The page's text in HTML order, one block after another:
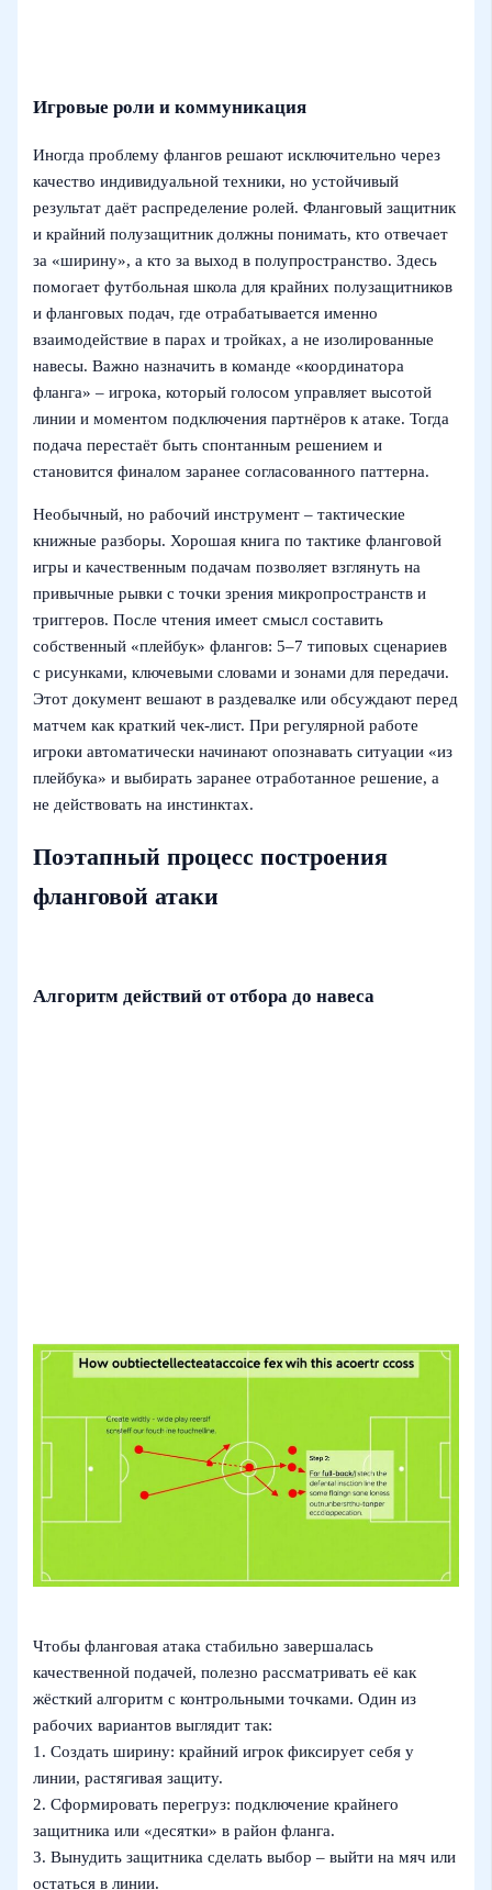
Игровые роли и коммуникация
Иногда проблему флангов решают исключительно через
качество индивидуальной техники, но устойчивый
результат даёт распределение ролей. Фланговый защитник
и крайний полузащитник должны понимать, кто отвечает
за «ширину», а кто за выход в полупространство. Здесь
помогает футбольная школа для крайних полузащитников
и фланговых подач, где отрабатывается именно
взаимодействие в парах и тройках, а не изолированные
навесы. Важно назначить в команде «координатора
фланга» – игрока, который голосом управляет высотой
линии и моментом подключения партнёров к атаке. Тогда
подача перестаёт быть спонтанным решением и
становится финалом заранее согласованного паттерна.
Необычный, но рабочий инструмент – тактические
книжные разборы. Хорошая книга по тактике фланговой
игры и качественным подачам позволяет взглянуть на
привычные рывки с точки зрения микропространств и
триггеров. После чтения имеет смысл составить
собственный «плейбук» флангов: 5–7 типовых сценариев
с рисунками, ключевыми словами и зонами для передачи.
Этот документ вешают в раздевалке или обсуждают перед
матчем как краткий чек-лист. При регулярной работе
игроки автоматически начинают опознавать ситуации «из
плейбука» и выбирать заранее отработанное решение, а
не действовать на инстинктах.
Поэтапный процесс построения
фланговой атаки
Алгоритм действий от отбора до навеса
Чтобы фланговая атака стабильно завершалась
качественной подачей, полезно рассматривать её как
жёсткий алгоритм с контрольными точками. Один из
рабочих вариантов выглядит так:
1. Создать ширину: крайний игрок фиксирует себя у
линии, растягивая защиту.
2. Сформировать перегруз: подключение крайнего
защитника или «десятки» в район фланга.
3. Вынудить защитника сделать выбор – выйти на мяч или
остаться в линии.